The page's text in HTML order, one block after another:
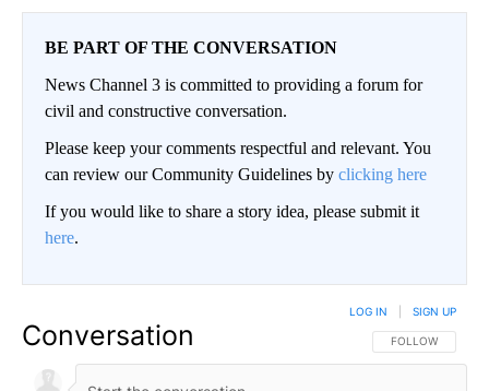
BE PART OF THE CONVERSATION
News Channel 3 is committed to providing a forum for
civil and constructive conversation.
Please keep your comments respectful and relevant. You
can review our Community Guidelines by clicking here
If you would like to share a story idea, please submit it
here.
Conversation FOLLOW THIS
FOLLOW
LOG IN SIGN UP